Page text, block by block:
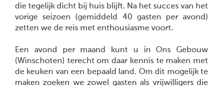
die tegelijk dicht bij huis blijft. Na het succes van het
vorige seizoen (gemiddeld 40 gasten per avond)
zetten we de reis met enthousiasme voort.
Een avond per maand kunt u in Ons Gebouw
(Winschoten) terecht om daar kennis te maken met
de keuken van een bepaald land. Om dit mogelijk te
maken zoeken we zowel gasten als vrijwilligers die